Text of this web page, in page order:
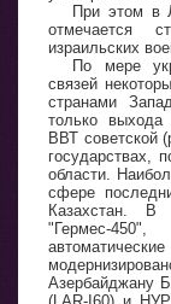
При этом в
отмечается
израильских
По мере
связей
странами
только выхода
ВВТ советской
государствах,
области.
сфере
Казахстан. В
"Гермес-
Азербайджану